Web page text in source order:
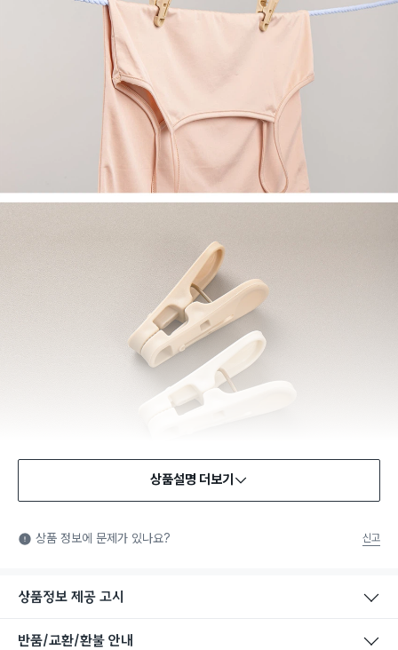
상품설명 더보기
상품 정보에 문제가 있나요? 신고
상품정보 제공 고시
반품/교환/환불 안내